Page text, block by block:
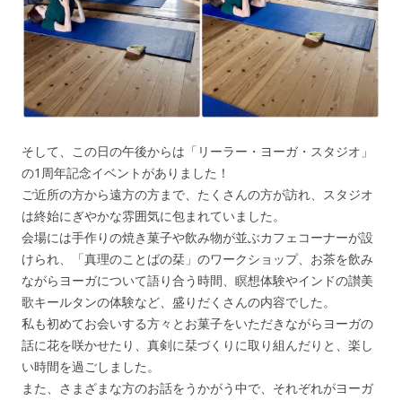
そして、この日の午後からは「リーラー・ヨーガ・スタジオ」
の1周年記念イベントがありました！
ご近所の方から遠方の方まで、たくさんの方が訪れ、スタジオ
は終始にぎやかな雰囲気に包まれていました。
会場には手作りの焼き菓子や飲み物が並ぶカフェコーナーが設
けられ、「真理のことばの栞」のワークショップ、お茶を飲み
ながらヨーガについて語り合う時間、瞑想体験やインドの讃美
歌キールタンの体験など、盛りだくさんの内容でした。
私も初めてお会いする方々とお菓子をいただきながらヨーガの
話に花を咲かせたり、真剣に栞づくりに取り組んだりと、楽し
い時間を過ごしました。
また、さまざまな方のお話をうかがう中で、それぞれがヨーガ